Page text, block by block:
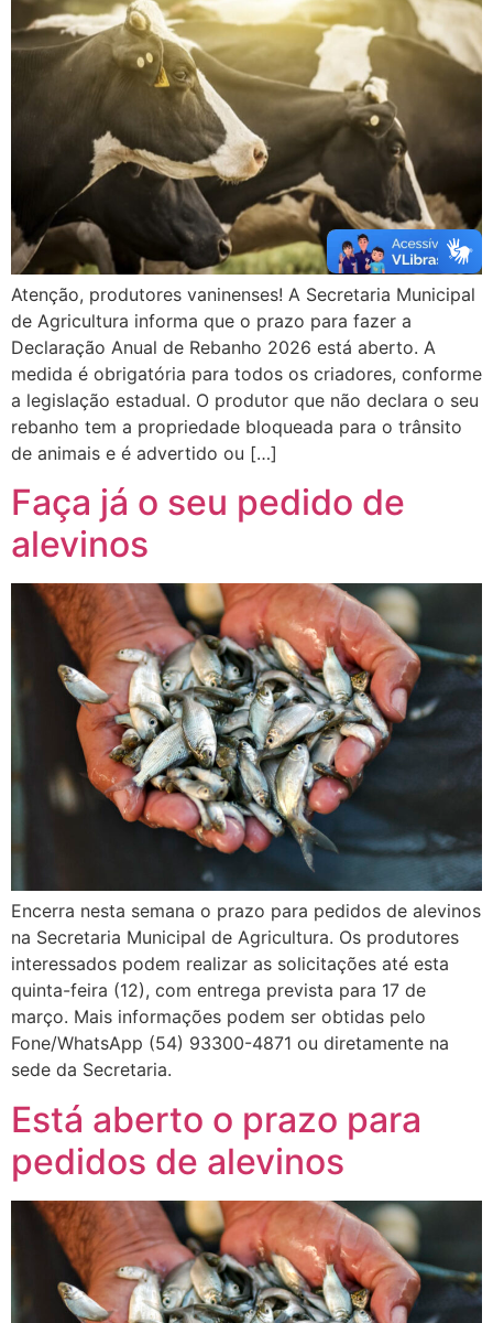
Atenção, produtores vaninenses! A Secretaria Municipal
de Agricultura informa que o prazo para fazer a
Declaração Anual de Rebanho 2026 está aberto. A
medida é obrigatória para todos os criadores, conforme
a legislação estadual. O produtor que não declara o seu
rebanho tem a propriedade bloqueada para o trânsito
de animais e é advertido ou […]
Faça já o seu pedido de
alevinos
Encerra nesta semana o prazo para pedidos de alevinos
na Secretaria Municipal de Agricultura. Os produtores
interessados podem realizar as solicitações até esta
quinta-feira (12), com entrega prevista para 17 de
março. Mais informações podem ser obtidas pelo
Fone/WhatsApp (54) 93300-4871 ou diretamente na
sede da Secretaria.
Está aberto o prazo para
pedidos de alevinos